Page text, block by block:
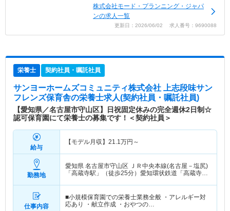
株式会社モード・プランニング・ジャパ
ンの求人一覧
更新日：2026/06/02 求人番号：9690088
栄養士 契約社員・嘱託社員
サンヨーホームズコミュニティ株式会社 上志段味サン
フレンズ保育舎の栄養士求人(契約社員・嘱託社員)
【愛知県／名古屋市守山区】日祝固定休みの完全週休2日制☆
認可保育園にて栄養士の募集です！＜契約社員＞
給与
【モデル月収】 21.1万円～
勤務地
愛知県 名古屋市守山区 ＪＲ中央本線(名古屋－塩尻)
「高蔵寺駅」（徒歩25分）愛知環状鉄道「高蔵寺
仕事内容
■小規模保育園での栄養士業務全般 ・アレルギー対
応あり ・献立作成 ・おやつの…